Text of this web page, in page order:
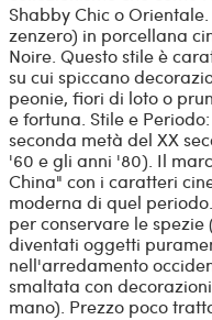
Shabby Chic o
zenzero) in porcellana
Noire. Questo stile è
su cui spiccano
peonie, fiori di loto o
e fortuna. Stile e
seconda metà del XX
'60 e gli anni '80). Il
China" con i caratteri
moderna di quel
per conservare le spezie
diventati oggetti
nell'arredamento
smaltata con
mano). Prezzo poco